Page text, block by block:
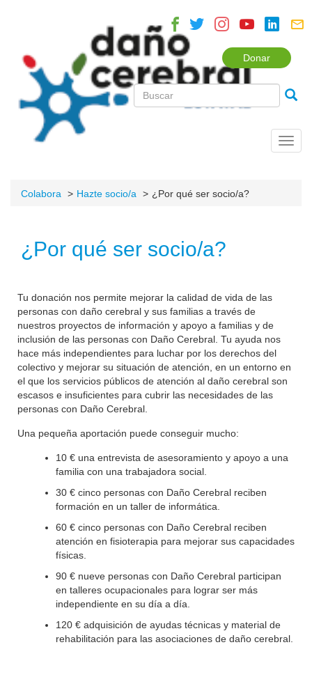
Donar
Colabora Hazte socio/a ¿Por qué ser socio/a?
¿Por qué ser socio/a?
Tu donación nos permite mejorar la calidad de vida de las
personas con daño cerebral y sus familias a través de
nuestros proyectos de información y apoyo a familias y de
inclusión de las personas con Daño Cerebral. Tu ayuda nos
hace más independientes para luchar por los derechos del
colectivo y mejorar su situación de atención, en un entorno en
el que los servicios públicos de atención al daño cerebral son
escasos e insuficientes para cubrir las necesidades de las
personas con Daño Cerebral.
Una pequeña aportación puede conseguir mucho:
10 € una entrevista de asesoramiento y apoyo a una
familia con una trabajadora social.
30 € cinco personas con Daño Cerebral reciben
formación en un taller de informática.
60 € cinco personas con Daño Cerebral reciben
atención en fisioterapia para mejorar sus capacidades
físicas.
90 € nueve personas con Daño Cerebral participan
en talleres ocupacionales para lograr ser más
independiente en su día a día.
120 € adquisición de ayudas técnicas y material de
rehabilitación para las asociaciones de daño cerebral.